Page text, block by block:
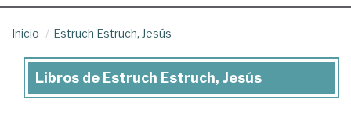
Inicio Estruch Estruch, Jesús
Libros
Libros de Estruch Estruch, Jesús